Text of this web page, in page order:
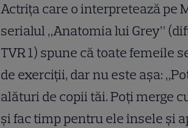
Actriţa care o interpretează pe
serialul „Anatomia lui Grey”
TVR 1) spune că toate femeile
de exerciţii, dar nu este aşa:
alături de copii tăi. Poţi merge
şi fac timp pentru ele însele şi